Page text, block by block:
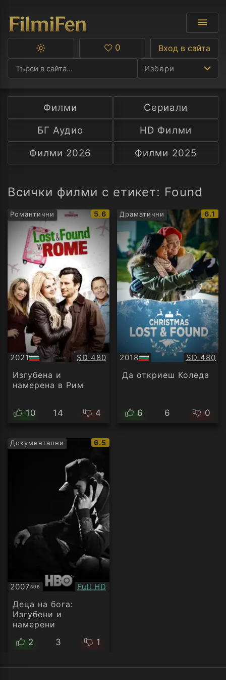
Избери
Ф
С
А
Превключване
тъмна
тема
Любими
0 Вход в сайта
Филми
Сериали
БГ Аудио
HD Филми
Филми 2026
Филми 2025
Всички филми с етикет: Found
Романтични
IMDb
рейтинг:
5.6
2021
БГ
аудио
Качество:
SD 480
Изгубена и
намерена в Рим
10 14 4
Драматични
IMDb
6.1
2018
БГ
аудио
SD 480
Да откриеш Коледа
6 6 0
Документални
IMDb
6.5
2007SUB
Субтитри Качество:
Full HD
Деца на бога:
Изгубени и
намерени
2
3 1